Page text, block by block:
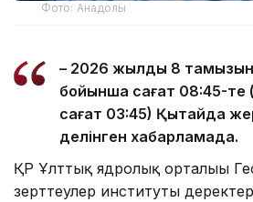
Фото: Анадолы
– 2026 жылдың 8
бойынша сағат 08:45-те
сағат 03:45) Қытайда
делінген хабарламада.
ҚР Ұлттық ядролық орталығы
зерттеулер институты